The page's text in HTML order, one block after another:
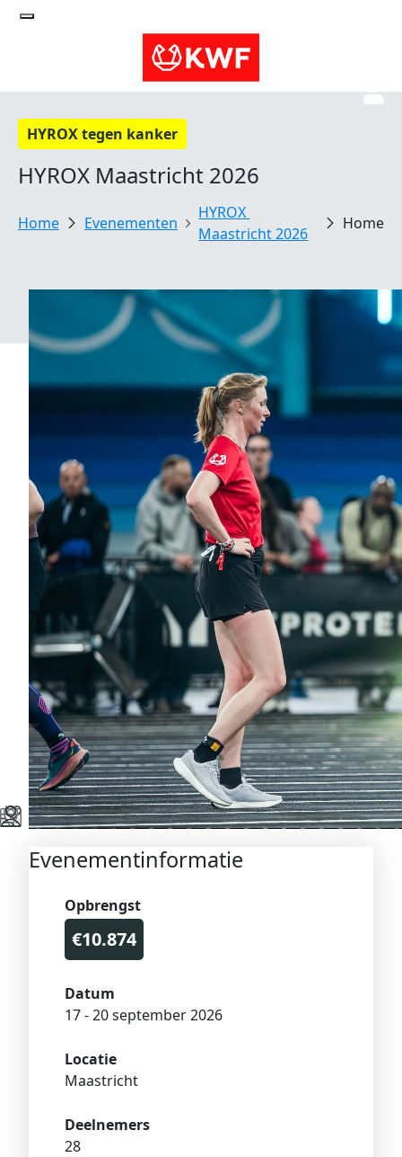
HYROX tegen kanker
HYROX Maastricht 2026
Evenementen
HYROX
Maastricht 2026
Home
Evenementinformatie
Opbrengst
€10.874
Datum
17 - 20 september 2026
Locatie
Maastricht
Deelnemers
28